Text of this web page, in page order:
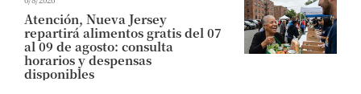
Atención, Nueva Jersey
repartirá alimentos gratis del 07
al 09 de agosto: consulta
horarios y despensas
disponibles